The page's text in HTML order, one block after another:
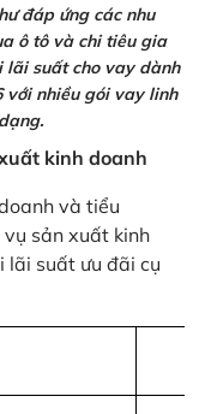
đáp ứng các nhu
ô tô và chi tiêu gia
lãi suất cho vay dành
với nhiều gói vay linh
kinh doanh
và tiểu
sản xuất kinh
lãi suất ưu đãi cụ